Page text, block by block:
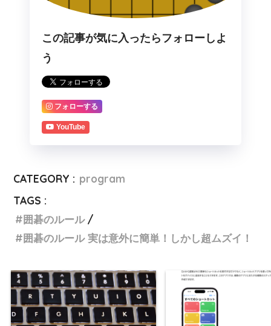
この記事が気に入ったらフォローしよ
う
フォローする
YouTube
CATEGORY : program
TAGS :
囲碁のルール
囲碁のルール 実は意外に簡単！しかし超ムズイ！